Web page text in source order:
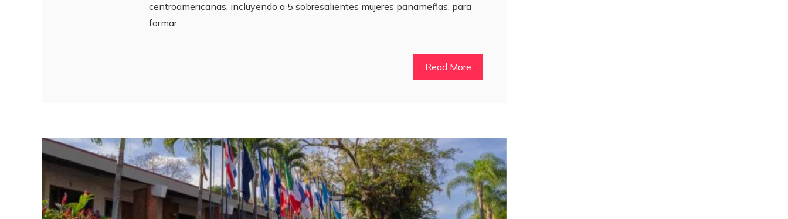
centroamericanas, incluyendo a 5 sobresalientes mujeres panameñas, para
formar…
Read More